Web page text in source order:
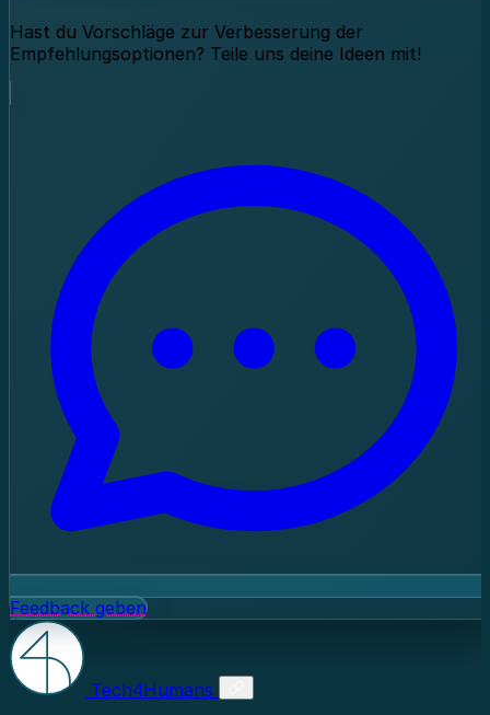
Hast du Vorschläge zur Verbesserung der
Empfehlungsoptionen? Teile uns deine Ideen mit!
Feedback geben
Tech4Humans